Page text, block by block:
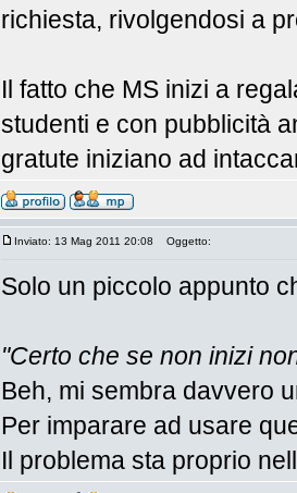
richiesta, rivolgendosi a
Il fatto che MS inizi a
studenti e con pubblicità
gratute iniziano ad
Inviato: 13 Mag 2011 20:08 Oggetto:
Solo un piccolo appunto
"Certo che se non inizi
Beh, mi sembra davvero
Per imparare ad usare
Il problema sta proprio